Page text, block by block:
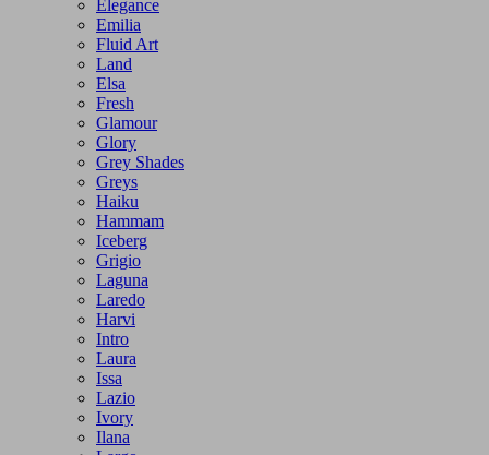
Elegance
Emilia
Fluid Art
Land
Elsa
Fresh
Glamour
Glory
Grey Shades
Greys
Haiku
Hammam
Iceberg
Grigio
Laguna
Laredo
Harvi
Intro
Laura
Issa
Lazio
Ivory
Ilana